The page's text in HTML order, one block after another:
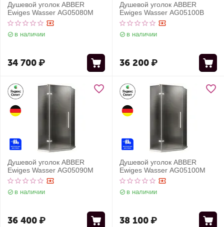
Душевой уголок ABBER
Ewiges Wasser AG05080M
в наличии
34 700₽
Душевой уголок ABBER
Ewiges Wasser AG05100B
в наличии
36 200₽
Душевой уголок ABBER
Ewiges Wasser AG05090M
в наличии
36 400₽
Душевой уголок ABBER
Ewiges Wasser AG05100M
в наличии
38 100₽